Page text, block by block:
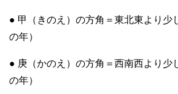
● 甲（きのえ）の方角＝東北東より少
の年）
● 庚（かのえ）の方角＝西南西より少
の年）